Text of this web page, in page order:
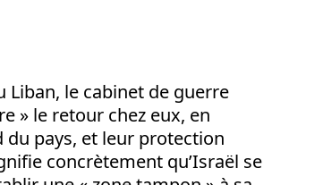
Liban, le cabinet de guerre
» le retour chez eux, en
du pays, et leur protection
concrètement qu’Israël se